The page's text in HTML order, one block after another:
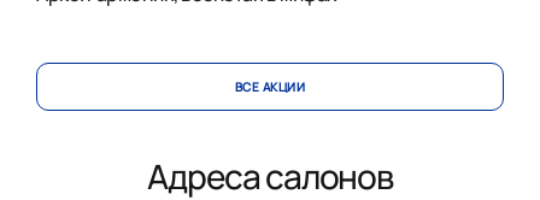
ВСЕ АКЦИИ
Адреса салонов